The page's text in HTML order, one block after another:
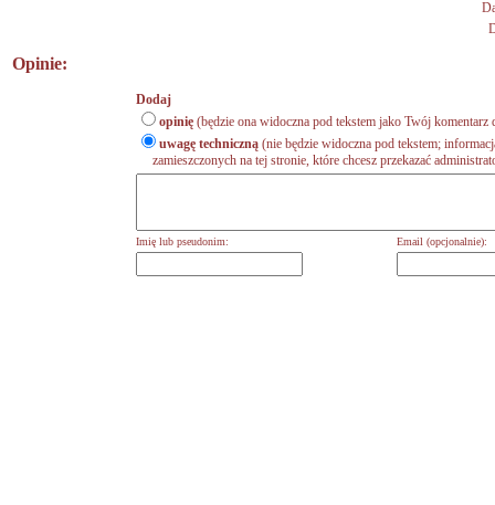
Opinie:
Dodaj
opinię (będzie ona widoczna pod tekstem jako Twój komentarz
uwagę techniczną (nie będzie widoczna pod tekstem;
zamieszczonych na tej stronie, które chcesz przekazać
Imię lub pseudonim: Email (opcjonalnie):